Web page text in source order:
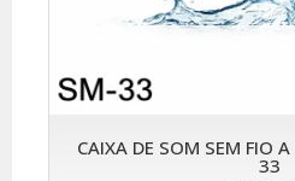
CAIXA DE SOM SEM FIO
33